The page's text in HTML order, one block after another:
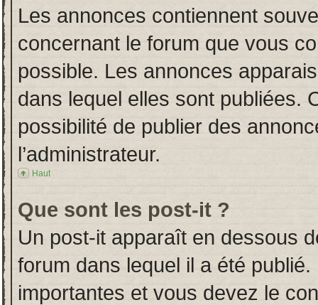
Les annonces contiennent
concernant le forum que vous
possible. Les annonces
dans lequel elles sont publiées.
possibilité de publier des
l’administrateur.
Haut
Que sont les post-it ?
Un post-it apparaît en dessous
forum dans lequel il a été
importantes et vous devez le